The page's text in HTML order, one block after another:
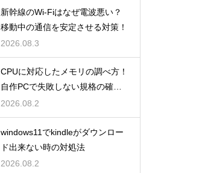
新幹線のWi-Fiはなぜ電波悪い？
移動中の通信を安定させる対策！
2026.08.3
CPUに対応したメモリの調べ方！
自作PCで失敗しない規格の確認
手順
2026.08.2
windows11でkindleがダウンロー
ド出来ない時の対処法
2026.08.2